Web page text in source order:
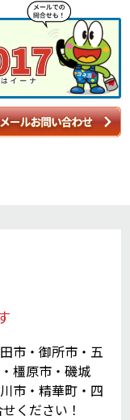
市・御所市・五
橿原市・磯城
市・精華町・四
ください！